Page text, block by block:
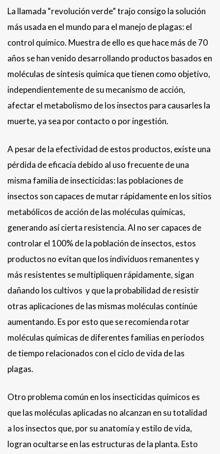
La llamada “revolución verde” trajo consigo la solución
más usada en el mundo para el manejo de plagas: el
control químico. Muestra de ello es que hace más de 70
años se han venido desarrollando productos basados en
moléculas de síntesis química que tienen como objetivo,
independientemente de su mecanismo de acción,
afectar el metabolismo de los insectos para causarles la
muerte, ya sea por contacto o por ingestión.
A pesar de la efectividad de estos productos, existe una
pérdida de eficacia debido al uso frecuente de una
misma familia de insecticidas: las poblaciones de
insectos son capaces de mutar rápidamente en los sitios
metabólicos de acción de las moléculas químicas,
generando así cierta resistencia. Al no ser capaces de
controlar el 100% de la población de insectos, estos
productos no evitan que los individuos remanentes y
más resistentes se multipliquen rápidamente, sigan
dañando los cultivos y que la probabilidad de resistir
otras aplicaciones de las mismas moléculas continúe
aumentando. Es por esto que se recomienda rotar
moléculas químicas de diferentes familias en períodos
de tiempo relacionados con el ciclo de vida de las
plagas.
Otro problema común en los insecticidas químicos es
que las moléculas aplicadas no alcanzan en su totalidad
a los insectos que, por su anatomía y estilo de vida,
logran ocultarse en las estructuras de la planta. Esto